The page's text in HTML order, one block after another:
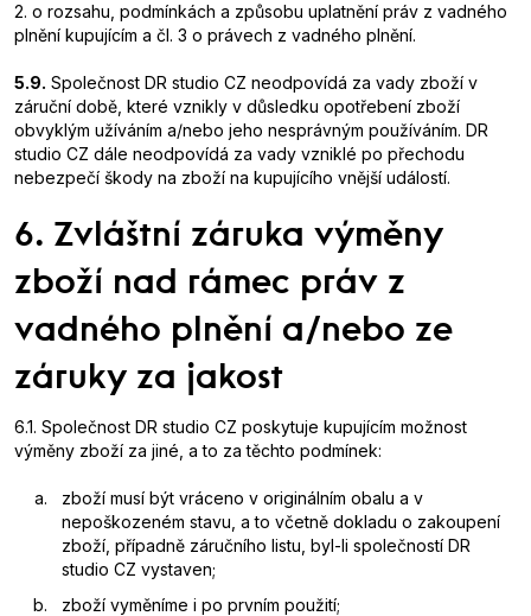
2. o rozsahu, podmínkách a způsobu uplatnění práv z vadného
plnění kupujícím a čl. 3 o právech z vadného plnění.
5.9. Společnost DR studio CZ neodpovídá za vady zboží v
záruční době, které vznikly v důsledku opotřebení zboží
obvyklým užíváním a/nebo jeho nesprávným používáním. DR
studio CZ dále neodpovídá za vady vzniklé po přechodu
nebezpečí škody na zboží na kupujícího vnější událostí.
6. Zvláštní záruka výměny
zboží nad rámec práv z
vadného plnění a/nebo ze
záruky za jakost
6.1. Společnost DR studio CZ poskytuje kupujícím možnost
výměny zboží za jiné, a to za těchto podmínek:
zboží musí být vráceno v originálním obalu a v
nepoškozeném stavu, a to včetně dokladu o zakoupení
zboží, případně záručního listu, byl-li společností DR
studio CZ vystaven;
zboží vyměníme i po prvním použití;